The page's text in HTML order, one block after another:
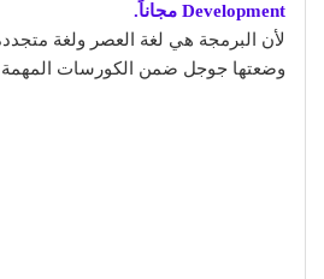
Development مجاناً.
لأن البرمجة هي لغة العصر ولغة
وضعتها جوجل ضمن الكورسات المهمة